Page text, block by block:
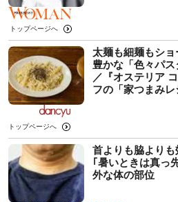
トップページへ
太麺も細麺もシ
豊かな「色々パス
／『オステリア
フの「家つまみレ
トップページへ
首よりも脇より
｢暑いときは真っ
外な体の部位